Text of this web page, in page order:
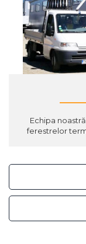
Echipa
ferestrelor